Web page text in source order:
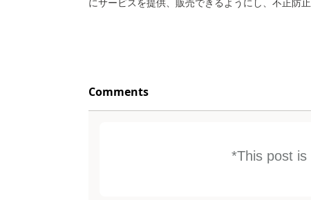
Comments
*This post